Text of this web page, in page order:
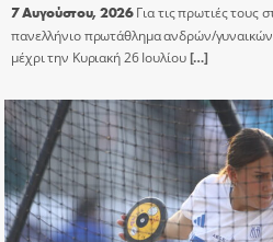
7 Αυγούστου, 2026 Για τις πρωτιές
πανελλήνιο πρωτάθλημα ανδρών/
μέχρι την Κυριακή 26 Ιουλίου[…]